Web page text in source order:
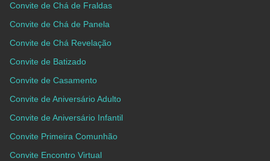
Convite de Chá de Fraldas
Convite de Chá de Panela
Convite de Chá Revelação
Convite de Batizado
Convite de Casamento
Convite de Aniversário Adulto
Convite de Aniversário Infantil
Convite Primeira Comunhão
Convite Encontro Virtual